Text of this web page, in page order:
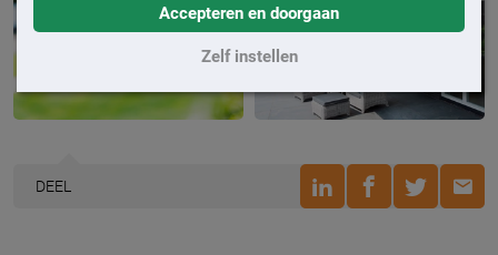
Accepteren en doorgaan
Zelf instellen
DEEL